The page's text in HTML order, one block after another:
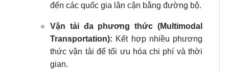
đến các quốc gia lân cận bằng đường bộ.
Vận tải đa phương thức (Multimodal
Transportation): Kết hợp nhiều phương
thức vận tải để tối ưu hóa chi phí và thời
gian.